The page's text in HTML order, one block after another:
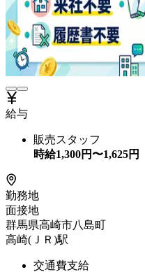
給与
販売スタッフ
時給1,300円〜1,625円
勤務地
面接地
群馬県高崎市八島町
高崎(ＪＲ)駅
交通費支給